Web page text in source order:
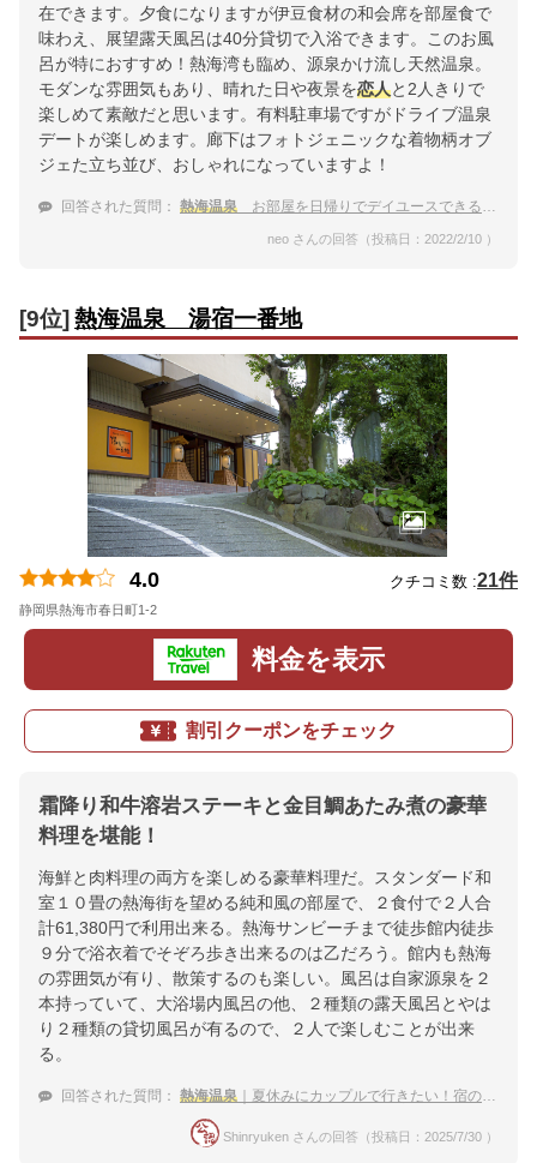
在できます。夕食になりますが伊豆食材の和会席を部屋食で
味わえ、展望露天風呂は40分貸切で入浴できます。このお風
呂が特におすすめ！熱海湾も臨め、源泉かけ流し天然温泉。
モダンな雰囲気もあり、晴れた日や夜景を恋人と2人きりで
楽しめて素敵だと思います。有料駐車場ですがドライブ温泉
デートが楽しめます。廊下はフォトジェニックな着物柄オブ
ジェた立ち並び、おしゃれになっていますよ！
回答された質問： 熱海温泉 お部屋を日帰りでデイユースできる温泉宿 彼氏と2人で行きます。
neo さんの回答（投稿日：2022/2/10 ）
[9位] 熱海温泉 湯宿一番地
4.0 クチコミ数 :21件
静岡県熱海市春日町1-2
料金を表示
割引クーポンをチェック
霜降り和牛溶岩ステーキと金目鯛あたみ煮の豪華
料理を堪能！
海鮮と肉料理の両方を楽しめる豪華料理だ。スタンダード和
室１０畳の熱海街を望める純和風の部屋で、２食付で２人合
計61,380円で利用出来る。熱海サンビーチまで徒歩館内徒歩
９分で浴衣着でそぞろ歩き出来るのは乙だろう。館内も熱海
の雰囲気が有り、散策するのも楽しい。風呂は自家源泉を２
本持っていて、大浴場内風呂の他、２種類の露天風呂とやは
り２種類の貸切風呂が有るので、２人で楽しむことが出来
る。
回答された質問： 熱海温泉 ｜夏休みにカップルで行きたい！宿のおすすめは？
Shinryuken さんの回答（投稿日：2025/7/30 ）